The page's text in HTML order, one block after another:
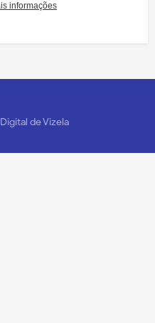
Digital de Vizela